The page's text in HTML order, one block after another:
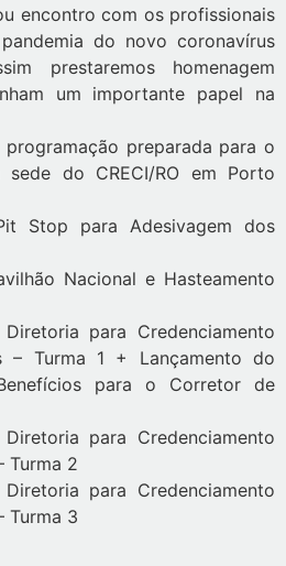
encontro com os profissionais
do novo coronavírus
prestaremos homenagem
um importante papel na
preparada para o
do CRECI/RO em Porto
Stop para Adesivagem dos
Nacional e Hasteamento
para Credenciamento
– Turma 1 + Lançamento do
para o Corretor de
para Credenciamento
Turma 2
para Credenciamento
Turma 3